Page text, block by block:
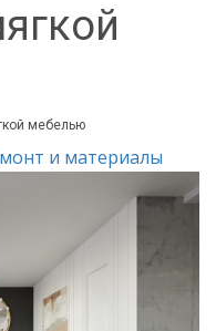
мебелью
и материалы